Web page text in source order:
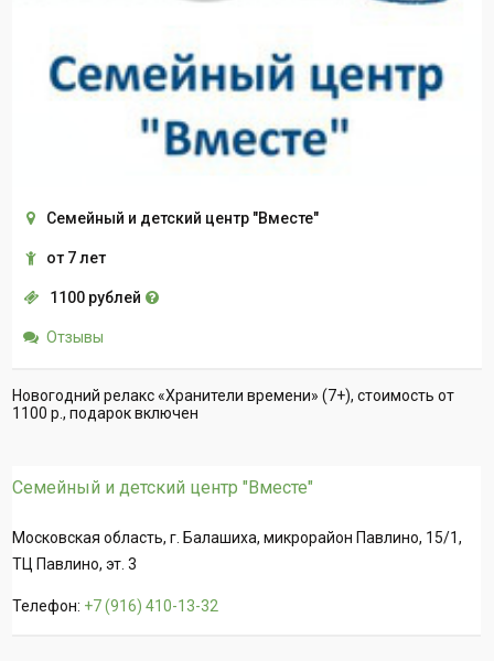
Семейный и детский центр "Вместе"
от 7 лет
1100 рублей
Отзывы
Новогодний релакс «Хранители времени» (7+), стоимость от
1100 р., подарок включен
Семейный и детский центр "Вместе"
Московская область, г. Балашиха, микрорайон Павлино, 15/1,
ТЦ Павлино, эт. 3
Телефон: +7 (916) 410-13-32